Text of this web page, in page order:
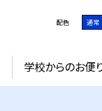
配色 通常
学校からのお便